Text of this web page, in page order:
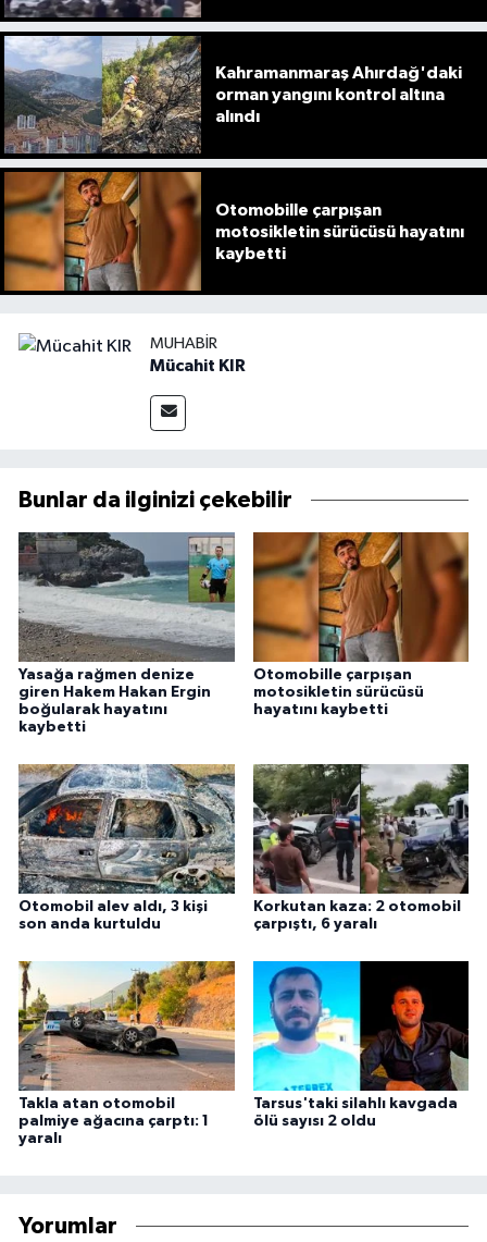
Kahramanmaraş Ahırdağ'daki
orman yangını kontrol altına
alındı
Otomobille çarpışan
motosikletin sürücüsü hayatını
kaybetti
MUHABIR
Mücahit KIR
Bunlar da ilginizi çekebilir
Yasağa rağmen denize
giren Hakem Hakan Ergin
boğularak hayatını
kaybetti
Otomobille çarpışan
motosikletin sürücüsü
hayatını kaybetti
Otomobil alev aldı, 3 kişi
son anda kurtuldu
Korkutan kaza: 2 otomobil
çarpıştı, 6 yaralı
Takla atan otomobil
palmiye ağacına çarptı: 1
yaralı
Tarsus'taki silahlı kavgada
ölü sayısı 2 oldu
Yorumlar